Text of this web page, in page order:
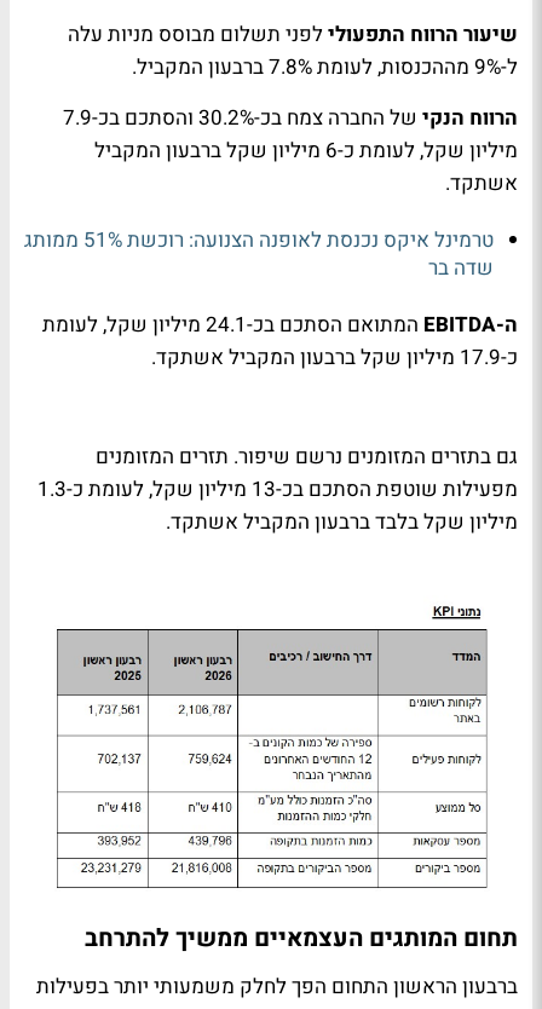
שיעור הרווח התפעולילפני תשלום מבוסס מניות עלה
ל-9% מההכנסות, לעומת 7.8% ברבעון המקביל.
הרווח הנקי
של החברה צמח בכ-30.2% והסתכם בכ-7.9
מיליון שקל, לעומת כ-6 מיליון שקל ברבעון המקביל
אשתקד.
טרמינל איקס נכנסת לאופנה הצנועה: רוכשת 51% ממותג
שדה בר
ה-EBITDA
המתואם הסתכם בכ-24.1 מיליון שקל, לעומת
כ-17.9 מיליון שקל ברבעון המקביל אשתקד.
גם בתזרים המזומנים נרשם שיפור. תזרים המזומנים
מפעילות שוטפת הסתכם בכ-13 מיליון שקל, לעומת כ-1.3
מיליון שקל בלבד ברבעון המקביל אשתקד.
תחום המותגים העצמאיים ממשיך להתרחב
ברבעון הראשון התחום הפך לחלק משמעותי יותר בפעילות